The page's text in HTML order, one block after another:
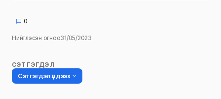
0
Нийтлэсэн огноо31/05/2023
СЭТГЭГДЭЛ
Сэтгэгдэл үлдээх